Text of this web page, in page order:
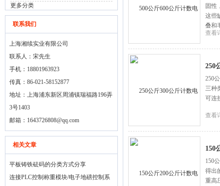
更多分类
联系我们
上海湘续实业有限公司
联系人：宋先生
手机：18801963923
传真：86-021-58152877
地址：上海浦东新区周浦镇瑞福路196弄
3号1403
邮箱： 1643726808@qq.com
相关文章
平板铸铁砝码的分类方式分享
连接PLC控制称重模块/电子地磅控制系
固性
这些
叠和
查看
250
250
三种
可连
查看
150
150
得出
重高